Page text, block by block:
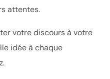
attentes.
votre discours à votre
idée à chaque